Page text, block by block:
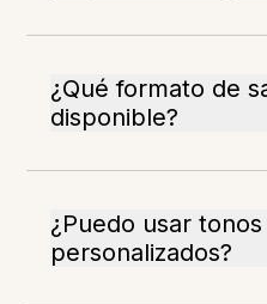
¿Qué formato de
disponible?
¿Puedo usar tonos
personalizados?